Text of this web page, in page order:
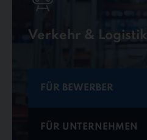
Verkehr & Logistik
FÜR BEWERBER
FÜR UNTERNEHMEN